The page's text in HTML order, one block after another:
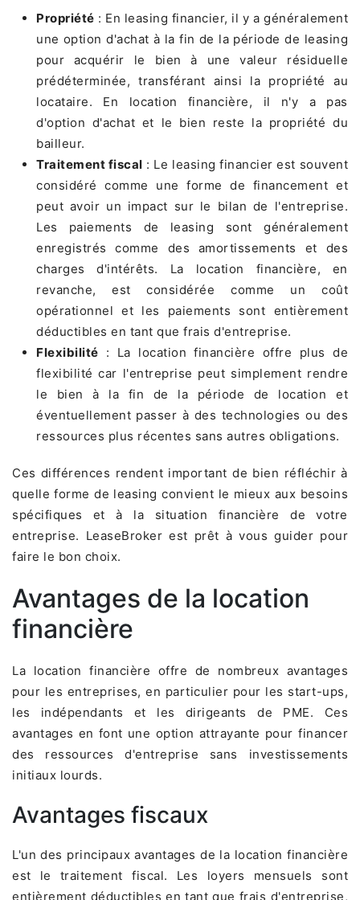
Propriété : En leasing financier, il y a généralement
une option d'achat à la fin de la période de leasing
pour acquérir le bien à une valeur résiduelle
prédéterminée, transférant ainsi la propriété au
locataire. En location financière, il n'y a pas
d'option d'achat et le bien reste la propriété du
bailleur.
Traitement fiscal : Le leasing financier est souvent
considéré comme une forme de financement et
peut avoir un impact sur le bilan de l'entreprise.
Les paiements de leasing sont généralement
enregistrés comme des amortissements et des
charges d'intérêts. La location financière, en
revanche, est considérée comme un coût
opérationnel et les paiements sont entièrement
déductibles en tant que frais d'entreprise.
Flexibilité : La location financière offre plus de
flexibilité car l'entreprise peut simplement rendre
le bien à la fin de la période de location et
éventuellement passer à des technologies ou des
ressources plus récentes sans autres obligations.
Ces différences rendent important de bien réfléchir à
quelle forme de leasing convient le mieux aux besoins
spécifiques et à la situation financière de votre
entreprise. LeaseBroker est prêt à vous guider pour
faire le bon choix.
Avantages de la location
financière
La location financière offre de nombreux avantages
pour les entreprises, en particulier pour les start-ups,
les indépendants et les dirigeants de PME. Ces
avantages en font une option attrayante pour financer
des ressources d'entreprise sans investissements
initiaux lourds.
Avantages fiscaux
L'un des principaux avantages de la location financière
est le traitement fiscal. Les loyers mensuels sont
entièrement déductibles en tant que frais d'entreprise,